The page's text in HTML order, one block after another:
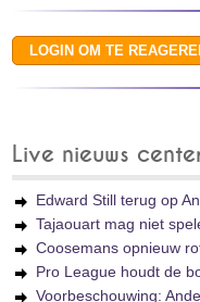
Live nieuws
Edward Still terug op
Tajaouart mag niet
Coosemans opnieuw
Pro League houdt de
Voorbeschouwing: